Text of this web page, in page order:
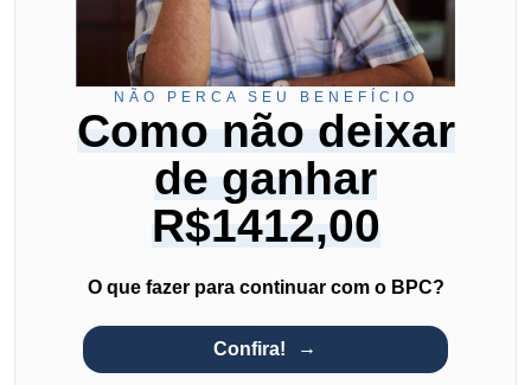
NÃO PERCA SEU BENEFÍCIO
Como não deixar
de ganhar
R$1412,00
O que fazer para continuar com o BPC?
Confira!